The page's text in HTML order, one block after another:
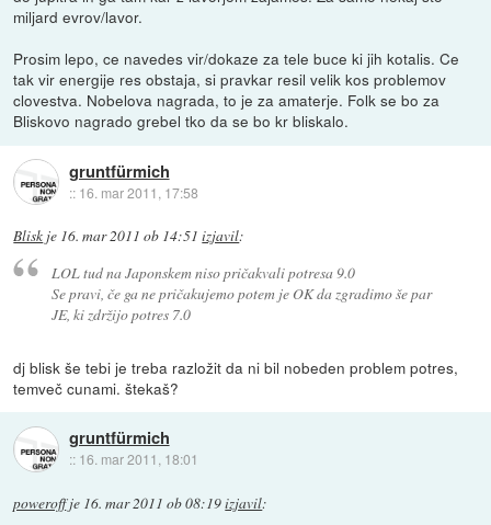
miljard evrov/lavor.
Prosim lepo, ce navedes vir/dokaze za tele buce ki jih kotalis. Ce
tak vir energije res obstaja, si pravkar resil velik kos problemov
clovestva. Nobelova nagrada, to je za amaterje. Folk se bo za
Bliskovo nagrado grebel tko da se bo kr bliskalo.
gruntfürmich
:: 16. mar 2011, 17:58
Blisk je 16. mar 2011 ob 14:51 izjavil:
LOL tud na Japonskem niso pričakvali potresa 9.0
Se pravi, če ga ne pričakujemo potem je OK da zgradimo še par
JE, ki zdržijo potres 7.0
dj blisk še tebi je treba razložit da ni bil nobeden problem potres,
temveč cunami. štekaš?
gruntfürmich
:: 16. mar 2011, 18:01
poweroffje 16. mar 2011 ob 08:19izjavil: